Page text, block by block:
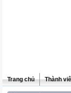
Trang chủ Thành